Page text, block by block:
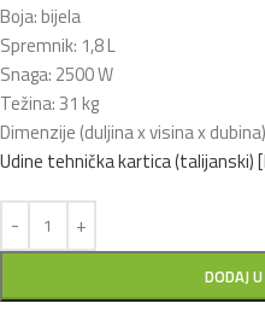
Boja: bijela
Spremnik: 1,8 L
Snaga: 2500 W
Težina: 31 kg
Dimenzije (duljina x visina x
Udine tehnička kartica (talijanski)
DODAJ